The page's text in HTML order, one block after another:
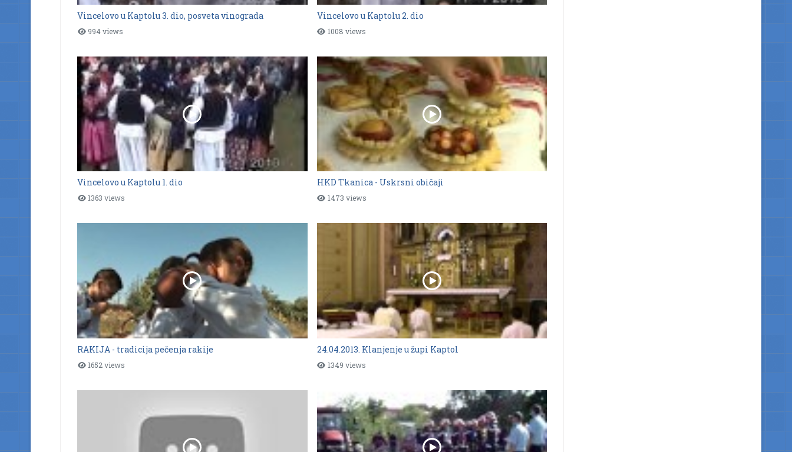
Vincelovo u Kaptolu 3. dio, posveta vinograda
994 views
Vincelovo u Kaptolu 2. dio
1008 views
Vincelovo u Kaptolu 1. dio
1363 views
HKD Tkanica - Uskrsni običaji
1473 views
RAKIJA - tradicija pečenja rakije
1652 views
24.04.2013. Klanjenje u župi Kaptol
1349 views